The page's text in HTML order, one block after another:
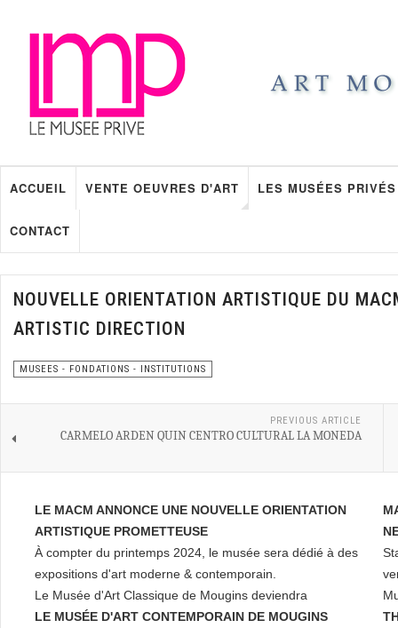
ACCUEIL VENTE OEUVRES D'ART LES MUSÉES PRIVÉS
CONTACT
NOUVELLE ORIENTATION ARTISTIQUE DU
ARTISTIC DIRECTION
MUSEES - FONDATIONS - INSTITUTIONS
PREVIOUS ARTICLE
CARMELO ARDEN QUIN CENTRO CULTURAL LA MONEDA
LE MACM ANNONCE UNE NOUVELLE ORIENTATION
ARTISTIQUE PROMETTEUSE
À compter du printemps 2024, le musée sera dédié à des
expositions d'art moderne & contemporain.
Le Musée d'Art Classique de Mougins deviendra
LE MUSÉE D'ART CONTEMPORAIN DE MOUGINS